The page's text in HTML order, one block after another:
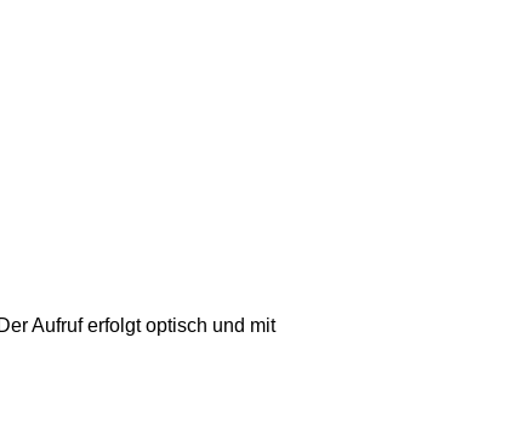
Aufruf erfolgt optisch und mit